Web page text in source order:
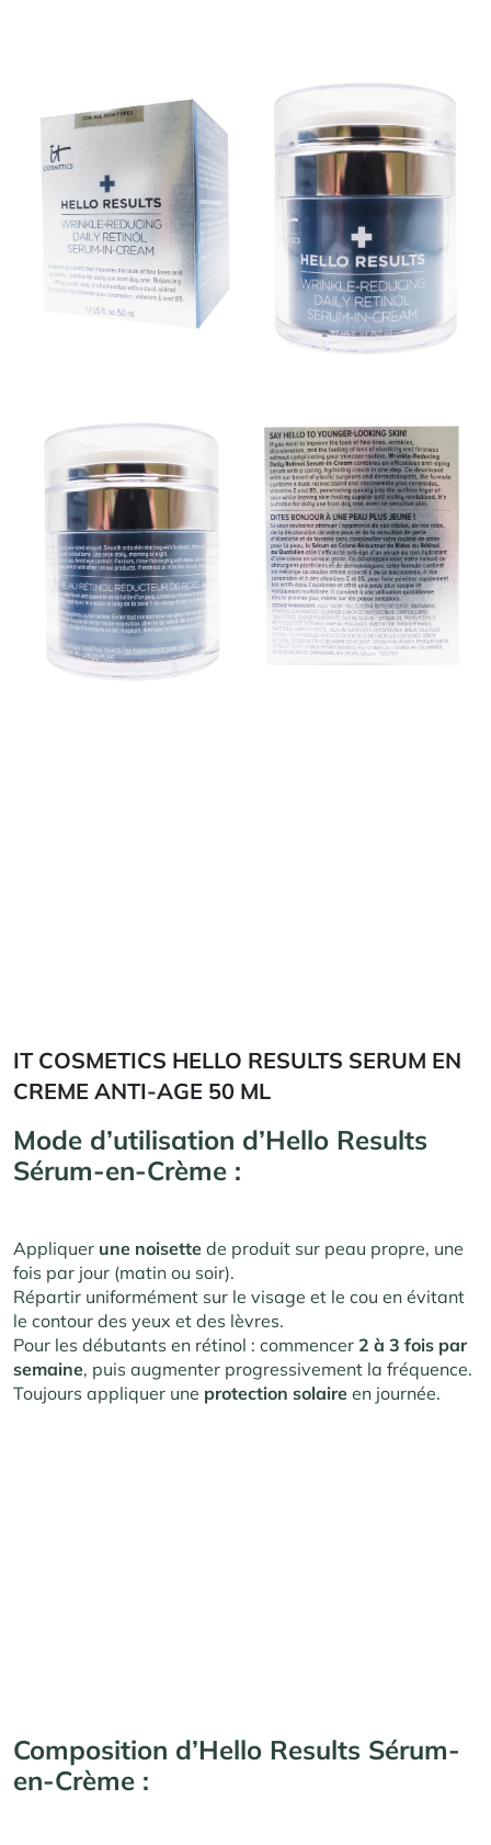
IT COSMETICS HELLO RESULTS SERUM EN
CREME ANTI-AGE 50 ML
Mode d’utilisation d’Hello Results
Sérum-en-Crème :
Appliquer une noisette de produit sur peau propre, une
fois par jour (matin ou soir).
Répartir uniformément sur le visage et le cou en évitant
le contour des yeux et des lèvres.
Pour les débutants en rétinol : commencer 2 à 3 fois par
semaine, puis augmenter progressivement la fréquence.
Toujours appliquer une protection solaire en journée.
Composition d’Hello Results Sérum-
en-Crème :